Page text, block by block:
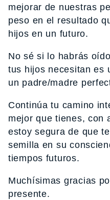
mejorar de nuestras
peso en el resultado
hijos en un futuro.
No sé si lo habrás
tus hijos necesitan es
un padre/madre
Continúa tu camino
mejor que tienes, con
estoy segura de que
semilla en su
tiempos futuros.
Muchísimas gracias
presente.